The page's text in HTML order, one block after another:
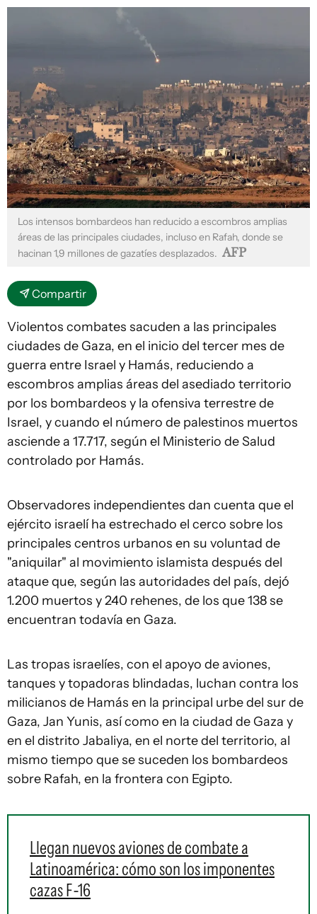
Los intensos bombardeos han reducido a escombros amplias
áreas de las principales ciudades, incluso en Rafah, donde se
hacinan 1,9 millones de gazatíes desplazados. AFP
Compartir
Violentos combates sacuden a las principales
ciudades de Gaza, en el inicio del tercer mes de
guerra entre Israel y Hamás, reduciendo a
escombros amplias áreas del asediado territorio
por los bombardeos y la ofensiva terrestre de
Israel, y cuando el número de palestinos muertos
asciende a 17.717, según el Ministerio de Salud
controlado por Hamás.
Observadores independientes dan cuenta que el
ejército israelí ha estrechado el cerco sobre los
principales centros urbanos en su voluntad de
"aniquilar" al movimiento islamista después del
ataque que, según las autoridades del país, dejó
1.200 muertos y 240 rehenes, de los que 138 se
encuentran todavía en Gaza.
Las tropas israelíes, con el apoyo de aviones,
tanques y topadoras blindadas, luchan contra los
milicianos de Hamás en la principal urbe del sur de
Gaza, Jan Yunis, así como en la ciudad de Gaza y
en el distrito Jabaliya, en el norte del territorio, al
mismo tiempo que se suceden los bombardeos
sobre Rafah, en la frontera con Egipto.
Llegan nuevos aviones de combate a
Latinoamérica: cómo son los imponentes
cazas F-16